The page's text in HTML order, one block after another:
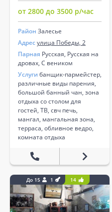
от 2800 до 3500 р/час
Район Залесье
Адресулица Победы, 2
Парная Русская, Русская на
дровах, С веником
Услуги банщик-пармейстер,
различные виды парения,
большой банный чан, зона
отдыха со столом для
гостей, ТВ, свч печь,
мангал, мангальная зона,
терраса, обливное ведро,
комната отдыха
До 15 1 14